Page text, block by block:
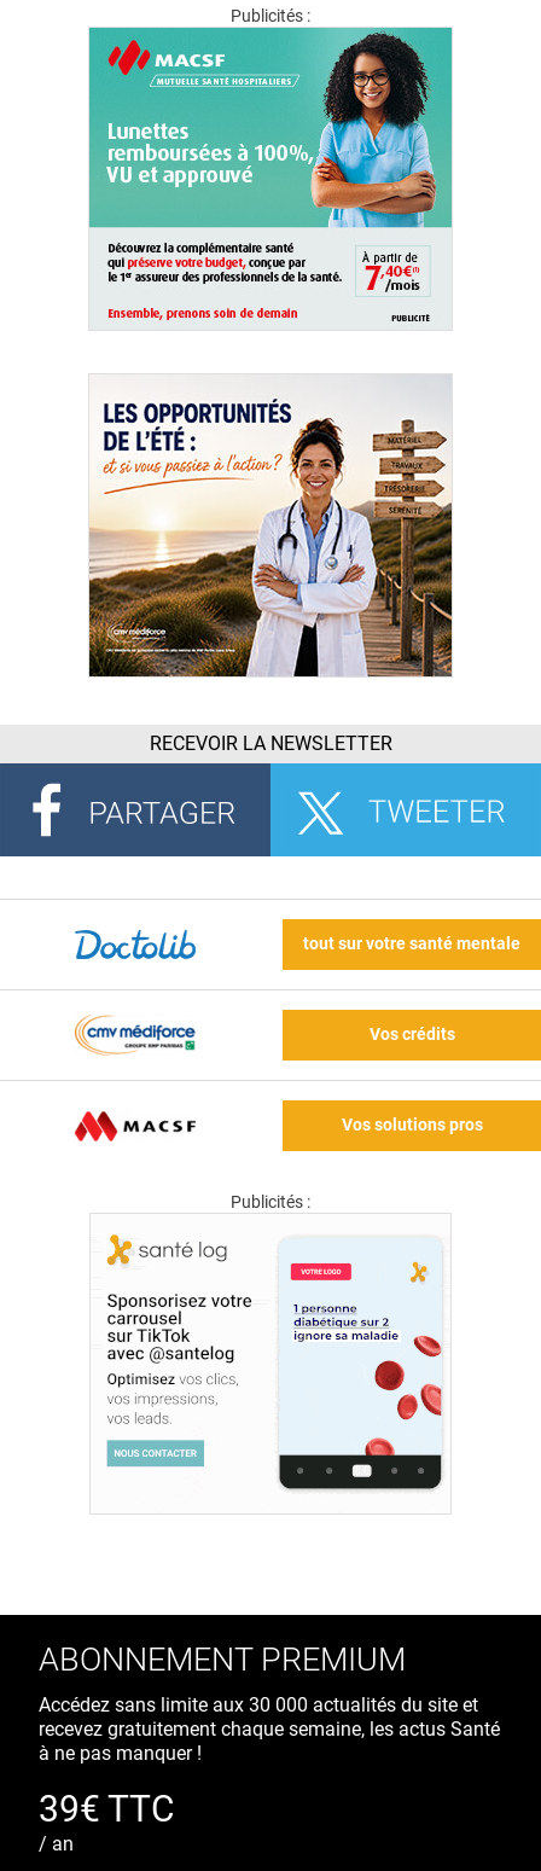
Publicités :
RECEVOIR LA NEWSLETTER
tout sur votre santé mentale
Vos crédits
Vos solutions pros
Publicités :
ABONNEMENT PREMIUM
Accédez sans limite aux 30 000 actualités du site et
recevez gratuitement chaque semaine, les actus Santé
à ne pas manquer !
39€ TTC
/ an